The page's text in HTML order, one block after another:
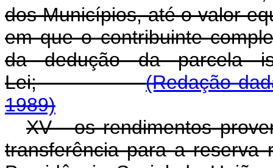
dos Municípios, até o valor
em que o contribuinte
da dedução da parcela
Lei;(Redação
1989)
XV - os rendimentos
transferência para a reserva